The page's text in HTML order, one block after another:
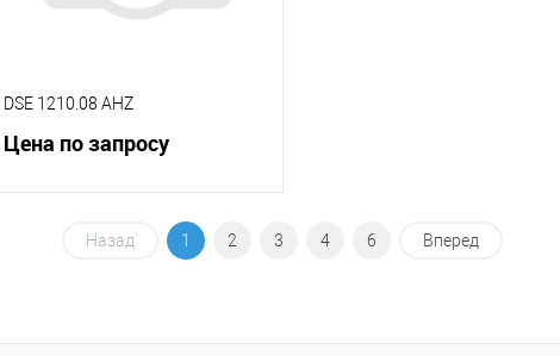
DSE 1210.08 AHZ
Цена по запросу
В корзину
Назад 1 2 3 4 6 Вперед